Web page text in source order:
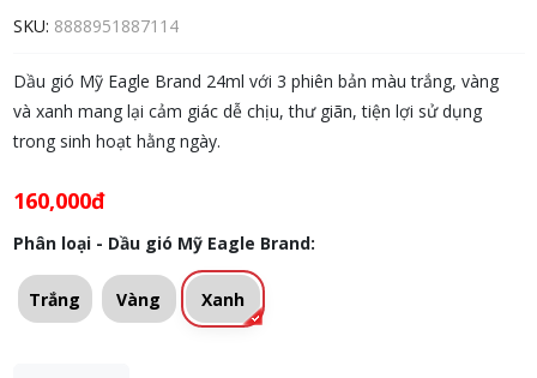
SKU: 8888951887114
Dầu gió Mỹ Eagle Brand 24ml với 3 phiên bản màu trắng, vàng
và xanh mang lại cảm giác dễ chịu, thư giãn, tiện lợi sử dụng
trong sinh hoạt hằng ngày.
160,000đ
Phân loại - Dầu gió Mỹ Eagle Brand:
Trắng Vàng Xanh